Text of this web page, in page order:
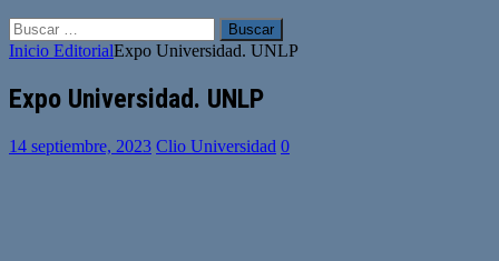
Buscar:
Inicio EditorialExpo Universidad. UNLP
Expo Universidad. UNLP
14 septiembre, 2023 Clio Universidad 0